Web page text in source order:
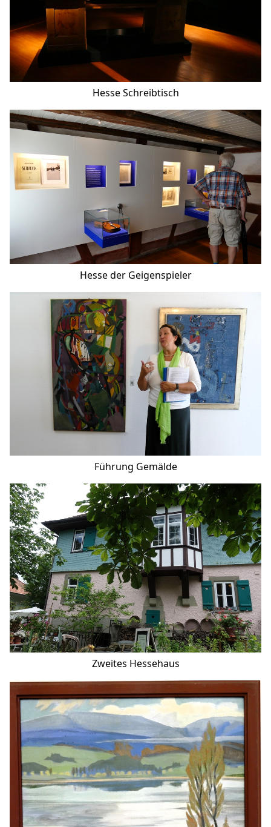
Hesse Schreibtisch
Hesse der Geigenspieler
Führung Gemälde
Zweites Hessehaus